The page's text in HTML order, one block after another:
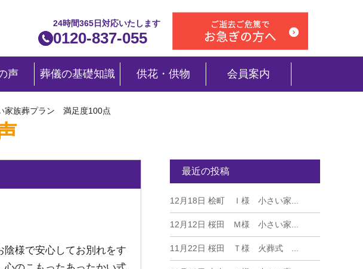
24時間365日対応いたします
0120-837-055
声 葬儀の基礎知識 供花・供物 会員案内
族葬プラン 満足度100点
様で安心してお別れをす
最近の投稿
12月18日 桧町 Ｉ様 小さい家...
12月12日 桜田 Ｍ様 小さい家...
11月22日 桜田 Ｔ様 火葬式 ...